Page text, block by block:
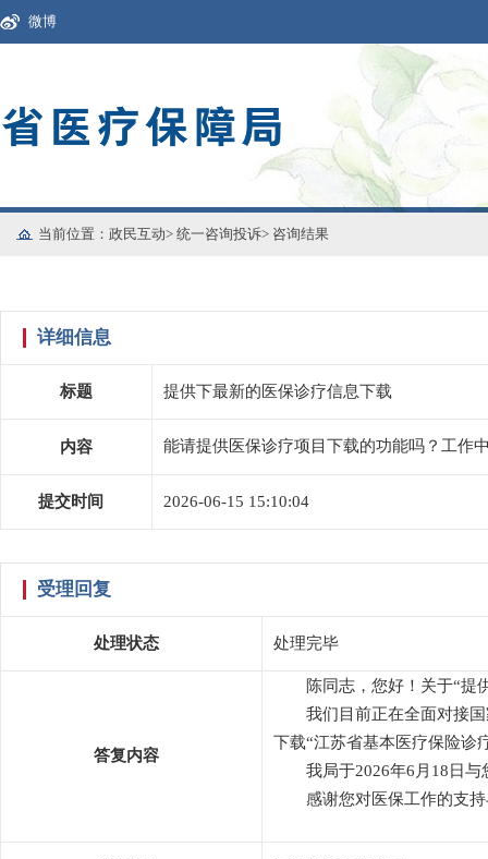
微博
当前位置： 政民互动> 统一咨询投诉> 咨询结果
详细信息
标题 提供下最新的医保诊疗信息下载
内容 能请提供医保诊疗项目下载的功能吗？工作
提交时间 2026-06-15 15:10:04
受理回复
处理状态 处理完毕
答复内容
陈同志，您好！关于“提
我们目前正在全面对接
下载“江苏省基本医疗保险诊
我局于2026年6月18日
感谢您对医保工作的支